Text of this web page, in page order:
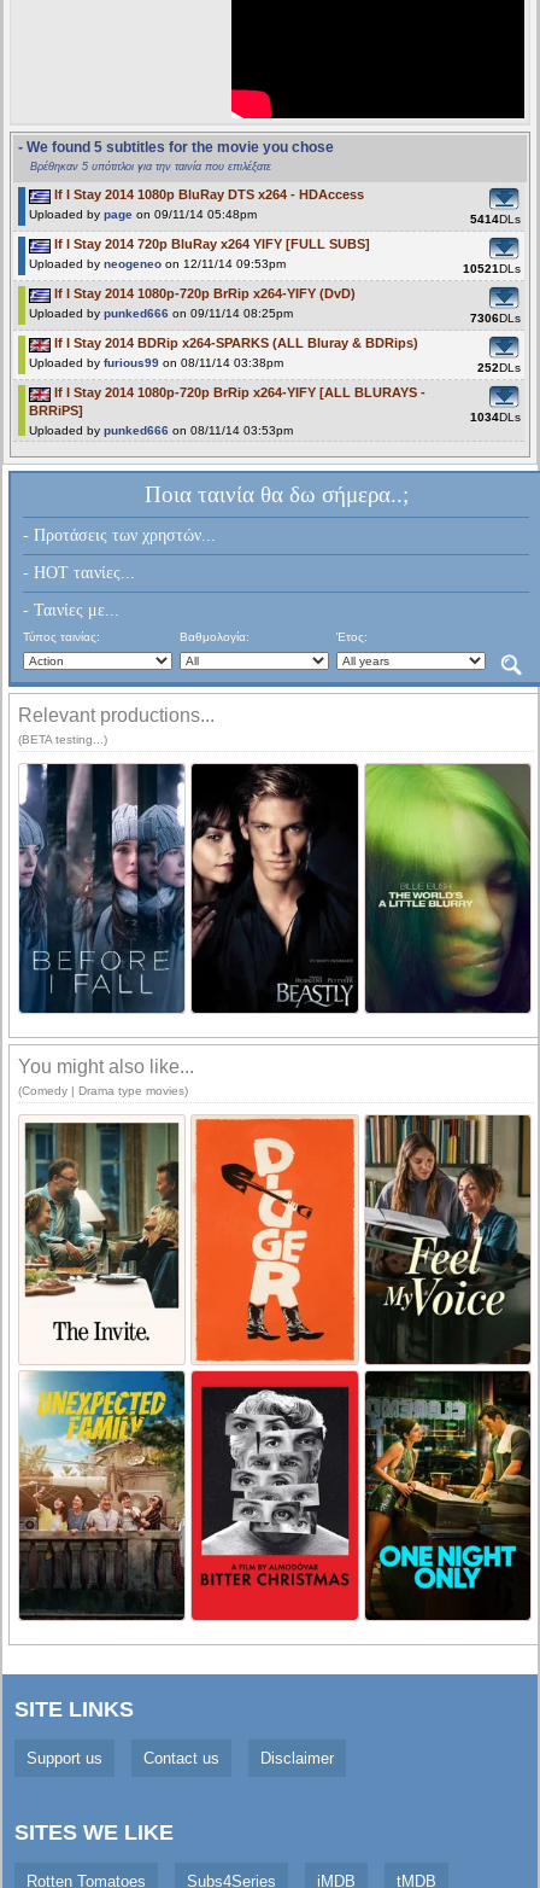
- We found 5 subtitles for the movie you chose
Βρέθηκαν 5 υπότιτλοι για την ταινία που επιλέξατε
If I Stay 2014 1080p BluRay DTS x264 - HDAccess
Uploaded by page on 09/11/14 05:48pm 5414DLs
If I Stay 2014 720p BluRay x264 YIFY [FULL SUBS]
Uploaded by neogeneo on 12/11/14 09:53pm 10521DLs
If I Stay 2014 1080p-720p BrRip x264-YIFY (DvD)
Uploaded by punked666 on 09/11/14 08:25pm 7306DLs
If I Stay 2014 BDRip x264-SPARKS (ALL Bluray & BDRips)
Uploaded by furious99 on 08/11/14 03:38pm 252DLs
If I Stay 2014 1080p-720p BrRip x264-YIFY [ALL BLURAYS -
BRRiPS]
Uploaded by punked666 on 08/11/14 03:53pm
1034DLs
Ποια ταινία θα δω σήμερα..;
- Προτάσεις των χρηστών...
- HOT ταινίες...
- Ταινίες με...
Τύπος ταινίας: Βαθμολογία: Έτος:
Relevant productions...
(BETA testing...)
You might also like...
(Comedy | Drama type movies)
SITE LINKS
Support us Contact us Disclaimer
SITES WE LIKE
Rotten Tomatoes Subs4Series iMDB tMDB